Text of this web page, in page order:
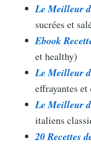
Le Meilleur
sucrées et
Ebook
et healthy)
Le Meilleur
effrayantes
Le Meilleur
italiens
20 Recettes